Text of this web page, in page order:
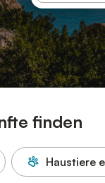
finden
Haustiere